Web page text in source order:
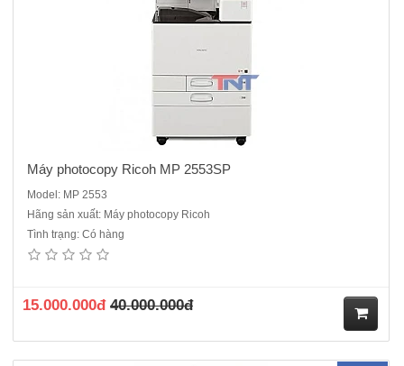
Máy photocopy Ricoh MP 2553SP
Model: MP 2553
Hãng sản xuất: Máy photocopy Ricoh
Tình trạng: Có hàng
15.000.000đ 40.000.000đ
Máy Photocopy Ricoh MP 3555. ĐQSD - Máy renew cao cấp cho văn
phòng , Với một chiếc máy photocopy nguyên thùng đập hộp mới đến